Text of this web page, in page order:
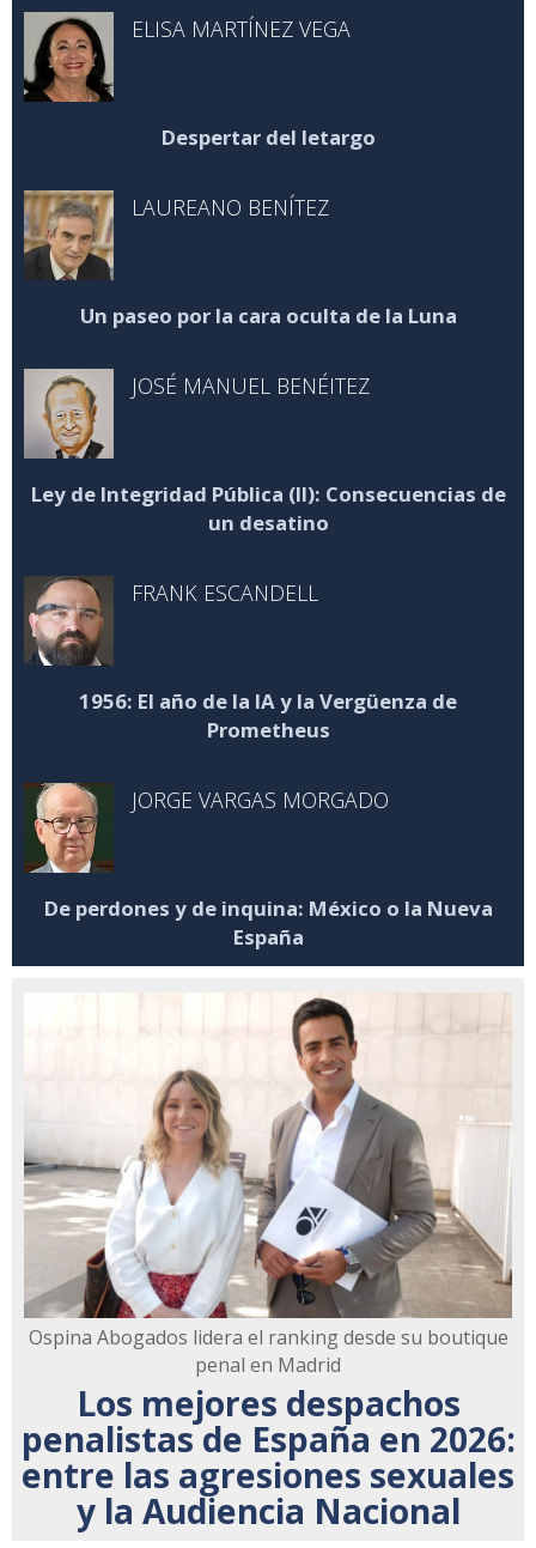
ELISA MARTÍNEZ VEGA
Despertar del letargo
LAUREANO BENÍTEZ
Un paseo por la cara oculta de la Luna
JOSÉ MANUEL BENÉITEZ
Ley de Integridad Pública (II): Consecuencias de
un desatino
FRANK ESCANDELL
1956: El año de la IA y la Vergüenza de
Prometheus
JORGE VARGAS MORGADO
De perdones y de inquina: México o la Nueva
España
Ospina Abogados lidera el ranking desde su boutique
penal en Madrid
Los mejores despachos
penalistas de España en 2026:
entre las agresiones sexuales
y la Audiencia Nacional